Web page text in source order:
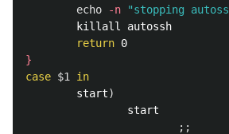
echo
-n "stopping
        killall autossh
return
}
case $1
in
start)
                start
;;